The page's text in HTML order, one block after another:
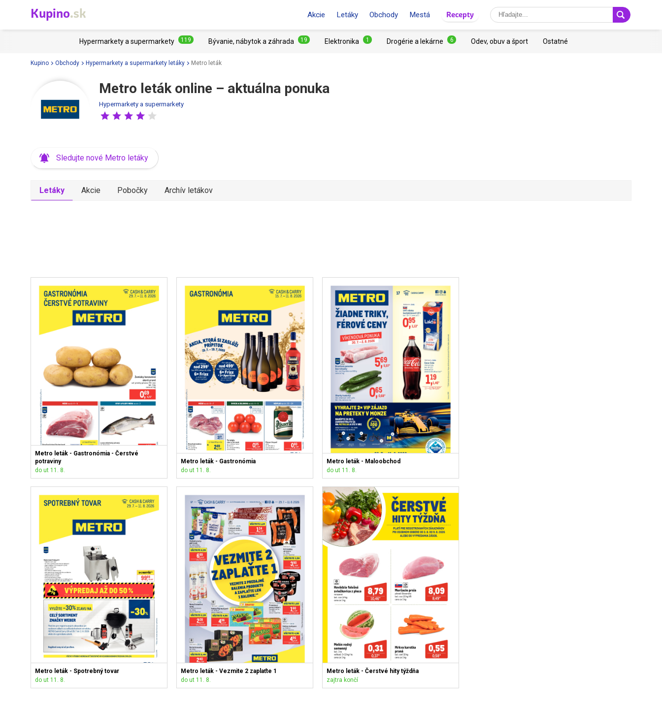
Kupino.sk Akcie Letáky Obchody Mestá Recepty
Hypermarkety a supermarkety 119 Bývanie, nábytok a záhrada 19 Elektronika 1 Drogérie a lekárne 6 Odev, obuv a šport Ostatné
Kupino Obchody Hypermarkety a supermarkety letáky Metro leták
Metro leták online –⁠ aktuálna ponuka
Hypermarkety a supermarkety
Sledujte nové Metro letáky
Letáky Akcie Pobočky Archív letákov
Metro leták - Gastronómia - Čerstvé
potraviny
do ut 11. 8.
Metro leták - Gastronómia
do ut 11. 8.
Metro leták - Maloobchod
do ut 11. 8.
Metro leták - Spotrebný tovar
do ut 11. 8.
Metro leták - Vezmite 2 zaplaťte 1
do ut 11. 8.
Metro leták - Čerstvé hity týždňa
zajtra končí